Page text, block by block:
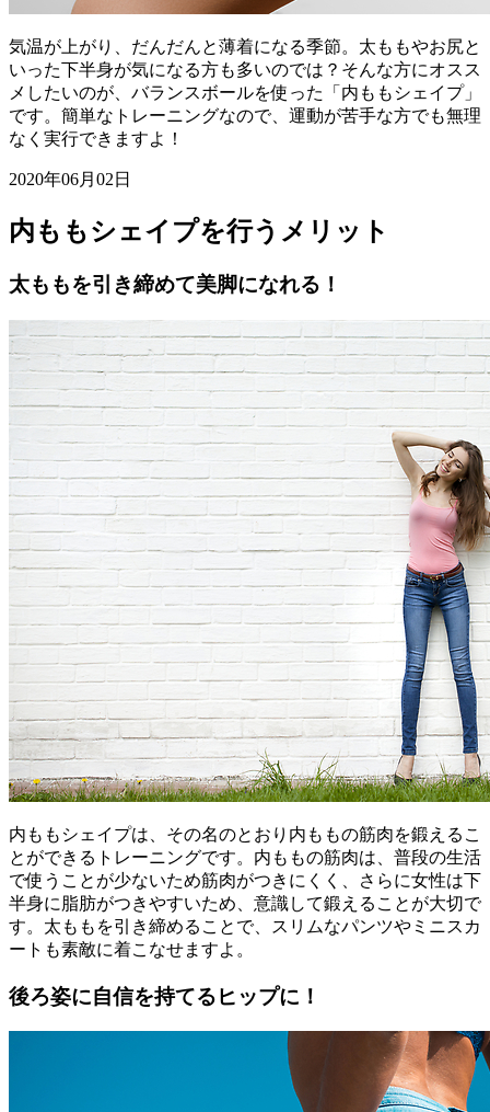
気温が上がり、だんだんと薄着になる季節。太ももやお尻と
いった下半身が気になる方も多いのでは？そんな方にオスス
メしたいのが、バランスボールを使った「内ももシェイプ」
です。簡単なトレーニングなので、運動が苦手な方でも無理
なく実行できますよ！
2020年06月02日
内ももシェイプを行うメリット
太ももを引き締めて美脚になれる！
内ももシェイプは、その名のとおり内ももの筋肉を鍛えるこ
とができるトレーニングです。内ももの筋肉は、普段の生活
で使うことが少ないため筋肉がつきにくく、さらに女性は下
半身に脂肪がつきやすいため、意識して鍛えることが大切で
す。太ももを引き締めることで、スリムなパンツやミニスカ
ートも素敵に着こなせますよ。
後ろ姿に自信を持てるヒップに！